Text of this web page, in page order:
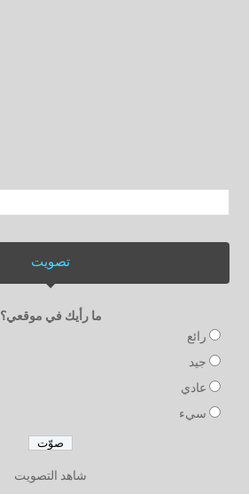
تصويت
ما رأيك في موقعي؟
رائع
جيد
عادي
سيء
شاهد التصويت